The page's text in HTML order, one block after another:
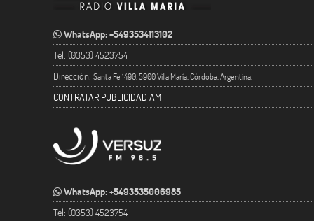
WhatsApp: +5493534113102
Tel: (0353) 4523754
Dirección: Santa Fe 1490. 5900 Villa María, Córdoba, Argentina.
CONTRATAR PUBLICIDAD AM
WhatsApp: +5493535006985
Tel: (0353) 4523754